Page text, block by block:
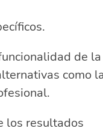
de la
como
los resultados